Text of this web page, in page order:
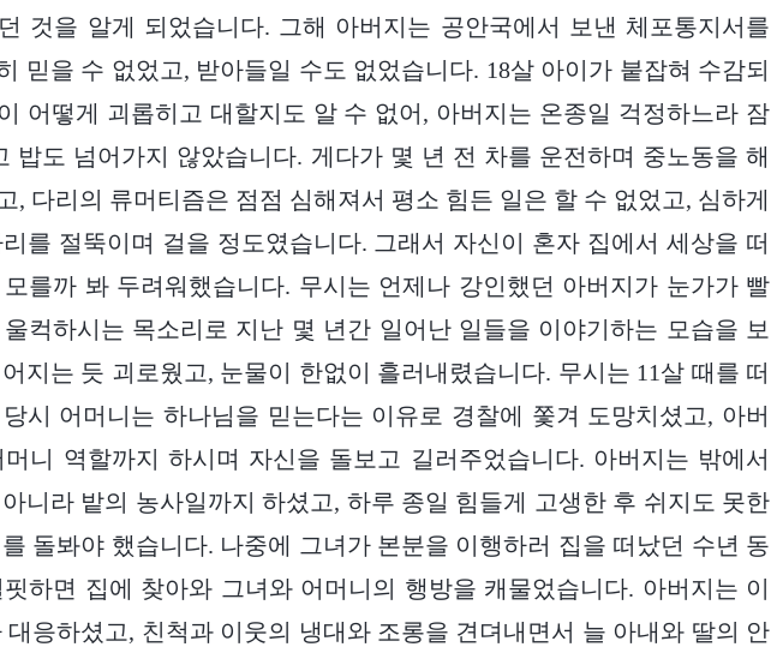
것을 알게 되었습니다. 그해 아버지는 공안국에서 보낸 체포통지서를
믿을 수 없었고, 받아들일 수도 없었습니다. 18살 아이가 붙잡혀 수감되
어떻게 괴롭히고 대할지도 알 수 없어, 아버지는 온종일 걱정하느라 잠
밥도 넘어가지 않았습니다. 게다가 몇 년 전 차를 운전하며 중노동을 해
, 다리의 류머티즘은 점점 심해져서 평소 힘든 일은 할 수 없었고, 심하게
를 절뚝이며 걸을 정도였습니다. 그래서 자신이 혼자 집에서 세상을 떠
를까 봐 두려워했습니다. 무시는 언제나 강인했던 아버지가 눈가가 빨
컥하시는 목소리로 지난 몇 년간 일어난 일들을 이야기하는 모습을 보
지는 듯 괴로웠고, 눈물이 한없이 흘러내렸습니다. 무시는 11살 때를 떠
시 어머니는 하나님을 믿는다는 이유로 경찰에 쫓겨 도망치셨고, 아버
니 역할까지 하시며 자신을 돌보고 길러주었습니다. 아버지는 밖에서
니라 밭의 농사일까지 하셨고, 하루 종일 힘들게 고생한 후 쉬지도 못한
돌봐야 했습니다. 나중에 그녀가 본분을 이행하러 집을 떠났던 수년 동
하면 집에 찾아와 그녀와 어머니의 행방을 캐물었습니다. 아버지는 이
대응하셨고, 친척과 이웃의 냉대와 조롱을 견뎌내면서 늘 아내와 딸의 안